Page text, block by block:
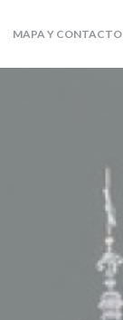
MAPA Y CONTACTO